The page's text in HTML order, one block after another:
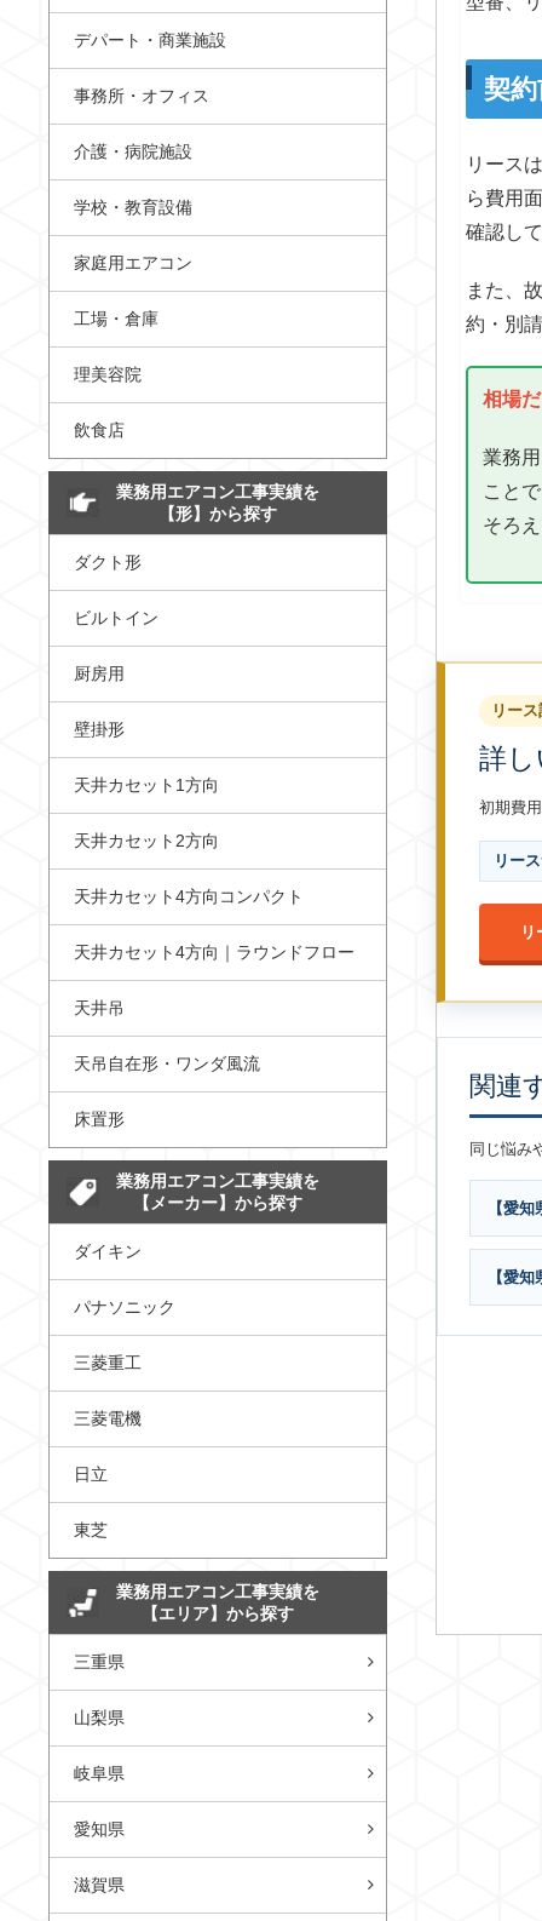
契
リース
ら費用
確認し
また、
約・別
相場
業務
こと
そろ
リー
詳
初期費
リー
関連
同じ悩み
【愛
【愛
デパート・商業施設
事務所・オフィス
介護・病院施設
学校・教育設備
家庭用エアコン
工場・倉庫
理美容院
飲食店
業務用エアコン工事実績を
【形】から探す
ダクト形
ビルトイン
厨房用
壁掛形
天井カセット1方向
天井カセット2方向
天井カセット4方向コンパクト
天井カセット4方向｜ラウンドフロー
天井吊
天吊自在形・ワンダ風流
床置形
業務用エアコン工事実績を
【メーカー】から探す
ダイキン
パナソニック
三菱重工
三菱電機
日立
東芝
業務用エアコン工事実績を
【エリア】から探す
三重県
山梨県
岐阜県
愛知県
滋賀県